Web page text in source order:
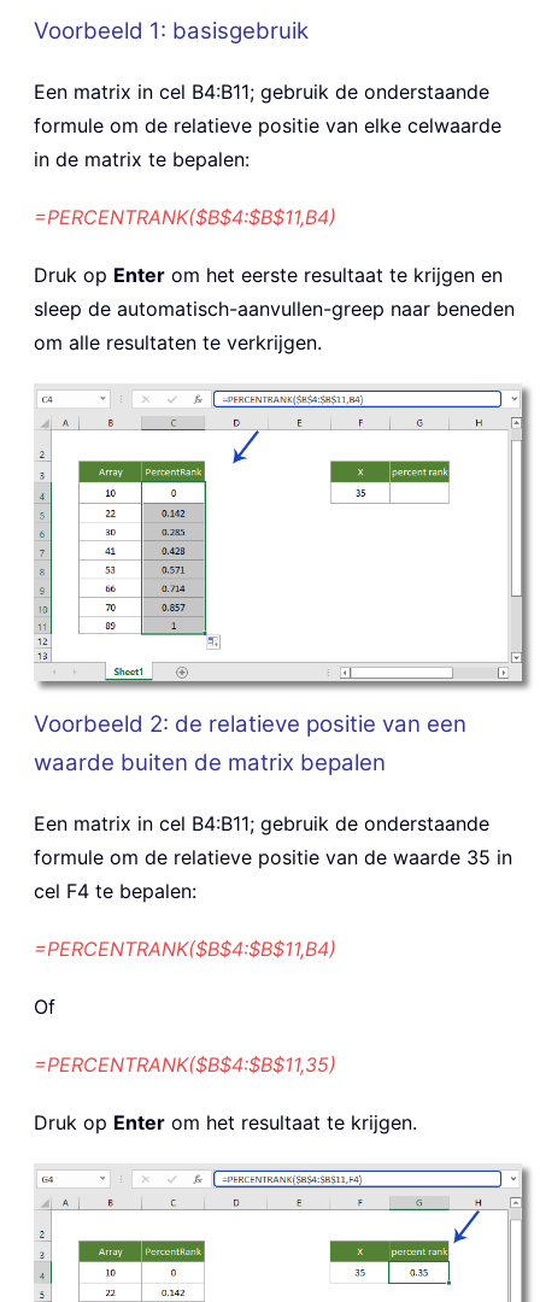
Voorbeeld 1: basisgebruik
Een matrix in cel B4:B11; gebruik de onderstaande
formule om de relatieve positie van elke celwaarde
in de matrix te bepalen:
=PERCENTRANK($B$4:$B$11,B4)
Druk op Enter om het eerste resultaat te krijgen en
sleep de automatisch-aanvullen-greep naar beneden
om alle resultaten te verkrijgen.
Voorbeeld 2: de relatieve positie van een
waarde buiten de matrix bepalen
Een matrix in cel B4:B11; gebruik de onderstaande
formule om de relatieve positie van de waarde 35 in
cel F4 te bepalen:
=PERCENTRANK($B$4:$B$11,B4)
Of
=PERCENTRANK($B$4:$B$11,35)
Druk op Enter om het resultaat te krijgen.